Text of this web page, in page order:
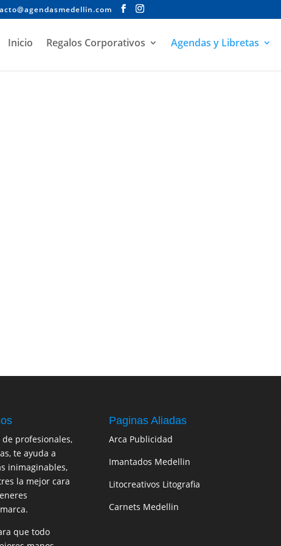
Inicio Regalos Corporativos Agendas y Libretas
profesionales,
te ayuda a
inimaginables,
la mejor cara
que todo
Paginas Aliadas
Arca Publicidad
Imantados Medellin
Litocreativos Litografia
Carnets Medellin